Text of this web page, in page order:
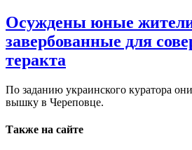
Осуждены юные
завербованные для
теракта
По заданию украинского куратора
вышку в Череповце.
Также на сайте